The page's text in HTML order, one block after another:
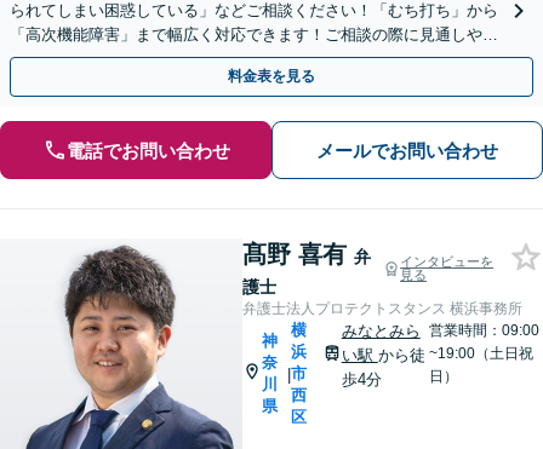
られてしまい困惑している」などご相談ください！「むち打ち」から
「高次機能障害」まで幅広く対応できます！ご相談の際に見通しや費
用などを明示します【初回面談60分無料】
料金表を見る
電話でお問い合わせ メールでお問い合わせ
髙野 喜有 弁
護士
インタビューを
見る
弁護士法人プロテクトスタンス 横浜事務所
神
奈
川
県
|
横
浜
市
西
区
みなとみら
い駅 から徒
歩4分
営業時間：09:00
~19:00（土日祝
日）